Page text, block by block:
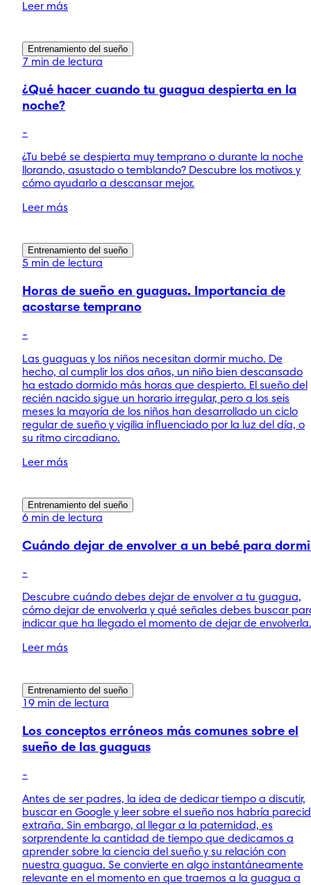
Leer más
Entrenamiento del sueño
7 min de lectura
¿Qué hacer cuando tu guagua despierta en la
noche?
-
¿Tu bebé se despierta muy temprano o durante la noche
llorando, asustado o temblando? Descubre los motivos y
cómo ayudarlo a descansar mejor.
Leer más
Entrenamiento del sueño
5 min de lectura
Horas de sueño en guaguas. Importancia de
acostarse temprano
-
Las guaguas y los niños necesitan dormir mucho. De
hecho, al cumplir los dos años, un niño bien descansado
ha estado dormido más horas que despierto. El sueño del
recién nacido sigue un horario irregular, pero a los seis
meses la mayoría de los niños han desarrollado un ciclo
regular de sueño y vigilia influenciado por la luz del día, o
su ritmo circadiano.
Leer más
Entrenamiento del sueño
6 min de lectura
Cuándo dejar de envolver a un bebé para
-
Descubre cuándo debes dejar de envolver a tu guagua,
cómo dejar de envolverla y qué señales debes buscar
indicar que ha llegado el momento de dejar de
Leer más
Entrenamiento del sueño
19 min de lectura
Los conceptos erróneos más comunes sobre el
sueño de las guaguas
-
Antes de ser padres, la idea de dedicar tiempo a discutir,
buscar en Google y leer sobre el sueño nos habría
extraña. Sin embargo, al llegar a la paternidad, es
sorprendente la cantidad de tiempo que dedicamos a
aprender sobre la ciencia del sueño y su relación con
nuestra guagua. Se convierte en algo instantáneamente
relevante en el momento en que traemos a la guagua a